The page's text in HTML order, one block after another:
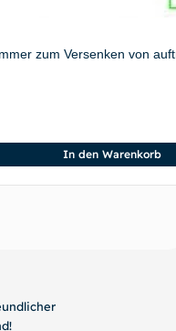
zum Versenken von
In den Warenkorb